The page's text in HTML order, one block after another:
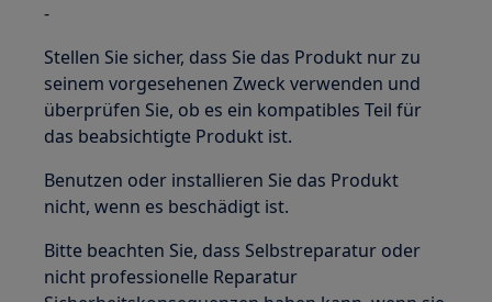
-
Stellen Sie sicher, dass Sie das Produkt nur zu
seinem vorgesehenen Zweck verwenden und
überprüfen Sie, ob es ein kompatibles Teil für
das beabsichtigte Produkt ist.
Benutzen oder installieren Sie das Produkt
nicht, wenn es beschädigt ist.
Bitte beachten Sie, dass Selbstreparatur oder
nicht professionelle Reparatur